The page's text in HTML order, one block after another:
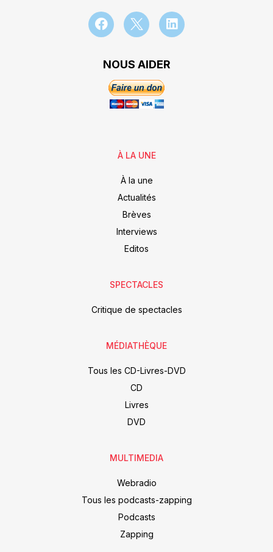
NOUS AIDER
À LA UNE
À la une
Actualités
Brèves
Interviews
Editos
SPECTACLES
Critique de spectacles
MÉDIATHÈQUE
Tous les CD-Livres-DVD
CD
Livres
DVD
MULTIMEDIA
Webradio
Tous les podcasts-zapping
Podcasts
Zapping